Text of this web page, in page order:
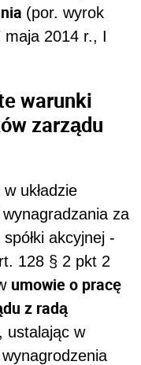
(por. wyrok
maja 2014 r., I
warunki
zarządu
układzie
za
akcyjnej -
128 § 2 pkt 2
umowie o pracę
z radą
ustalając w